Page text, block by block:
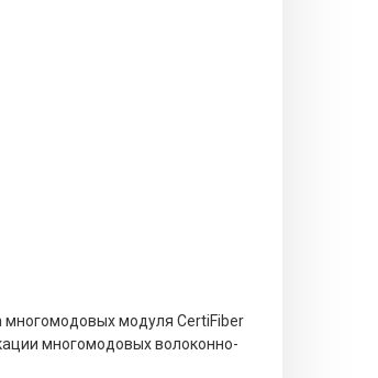
многомодовых модуля CertiFiber
многомодовыхволоконно-